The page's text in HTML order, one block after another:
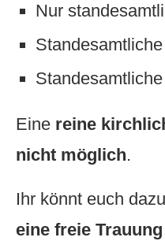
Nur
Eine reine
nicht möglich.
Ihr könnt euch
eine freie Trauung